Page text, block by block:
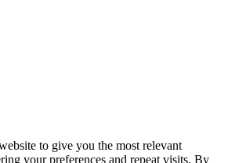
to give you the most relevant
your preferences and repeat visits. By